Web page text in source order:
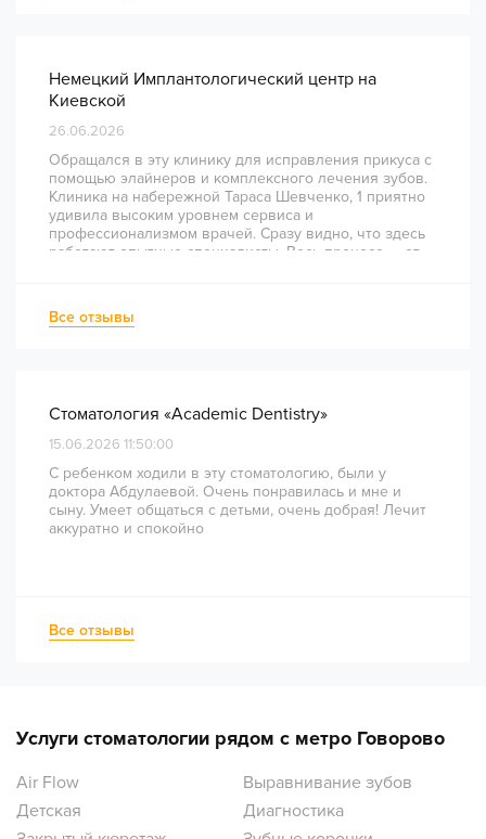
Немецкий Имплантологический центр на
Киевской
26.06.2026
Обращался в эту клинику для исправления прикуса с
помощью элайнеров и комплексного лечения зубов.
Клиника на набережной Тараса Шевченко, 1 приятно
удивила высоким уровнем сервиса и
профессионализмом врачей. Сразу видно, что здесь
работают опытные специалисты. Весь процесс — от
непростое перелечивание каналов прошло
комфортно и безболезненно. Рекомендую всем, кто
Все отзывы
Стоматология «Academic Dentistry»
15.06.2026 11:50:00
С ребенком ходили в эту стоматологию, были у
доктора Абдулаевой. Очень понравилась и мне и
сыну. Умеет общаться с детьми, очень добрая! Лечит
аккуратно и спокойно
Все отзывы
Услуги стоматологии рядом с метро Говорово
Air Flow
Выравнивание зубов
Детская
Диагностика